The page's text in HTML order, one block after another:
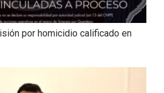
por homicidio calificado en